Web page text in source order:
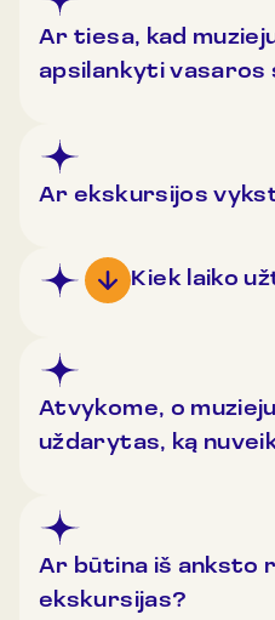
Ar tiesa, kad
apsilankyti vasaros
Ar ekskursijos
Kiek laiko
Atvykome, o
uždarytas, ką
Ar būtina iš anksto
ekskursijas?